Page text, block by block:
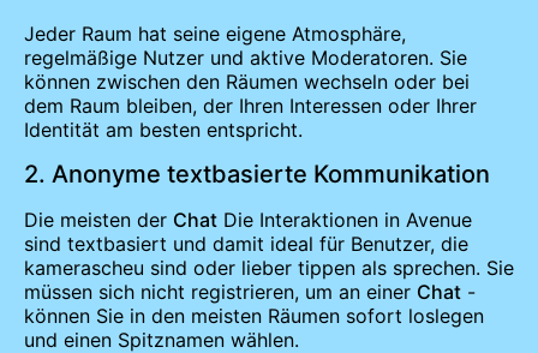
Jeder Raum hat seine eigene Atmosphäre,
regelmäßige Nutzer und aktive Moderatoren. Sie
können zwischen den Räumen wechseln oder bei
dem Raum bleiben, der Ihren Interessen oder Ihrer
Identität am besten entspricht.
2. Anonyme textbasierte Kommunikation
Die meisten der Chat Die Interaktionen in Avenue
sind textbasiert und damit ideal für Benutzer, die
kamerascheu sind oder lieber tippen als sprechen. Sie
müssen sich nicht registrieren, um an einer Chat -
können Sie in den meisten Räumen sofort loslegen
und einen Spitznamen wählen.